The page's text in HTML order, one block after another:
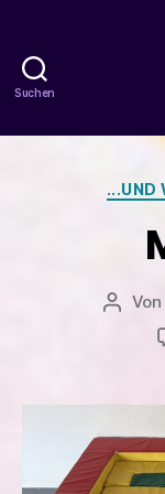
Suchen
...UND
Von